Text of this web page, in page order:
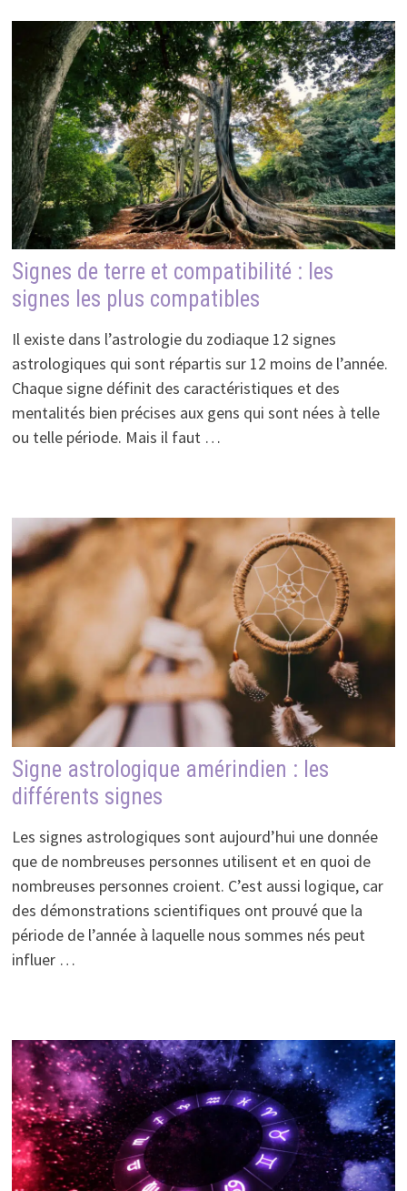
Signes de terre et compatibilité : les
signes les plus compatibles
Il existe dans l’astrologie du zodiaque 12 signes
astrologiques qui sont répartis sur 12 moins de l’année.
Chaque signe définit des caractéristiques et des
mentalités bien précises aux gens qui sont nées à telle
ou telle période. Mais il faut …
Signe astrologique amérindien : les
différents signes
Les signes astrologiques sont aujourd’hui une donnée
que de nombreuses personnes utilisent et en quoi de
nombreuses personnes croient. C’est aussi logique, car
des démonstrations scientifiques ont prouvé que la
période de l’année à laquelle nous sommes nés peut
influer …